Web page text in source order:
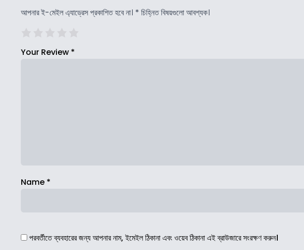
আপনার ই-মেইল এ্যাড্রেস প্রকাশিত হবে না। * চিহ্নিত বিষয়গুলো আবশ্যক।
Your Review *
Name *
পরবর্তীতে ব্যবহারের জন্য আপনার নাম, ইমেইল ঠিকানা এবং ওয়েব ঠিকানা এই ব্রাউজারে সংরক্ষণ করুন।